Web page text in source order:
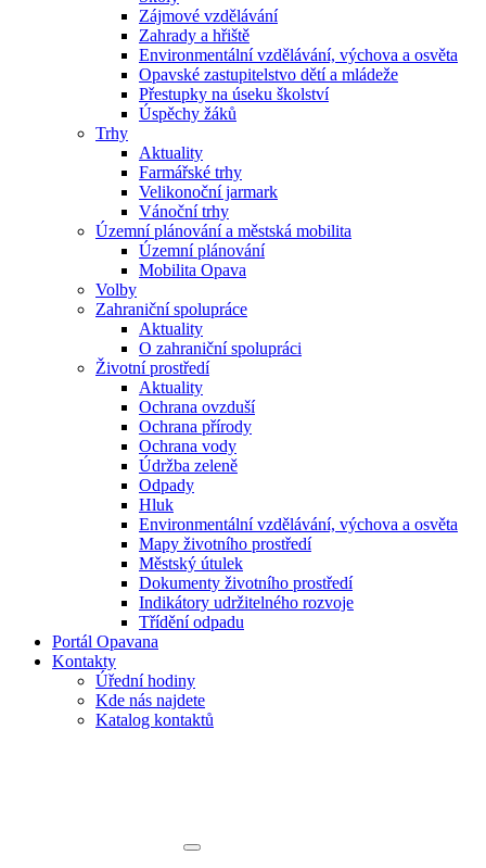
Zájmové vzdělávání
Zahrady a hřiště
Environmentální vzdělávání, výchova a osvěta
Opavské zastupitelstvo dětí a mládeže
Přestupky na úseku školství
Úspěchy žáků
Trhy
Aktuality
Farmářské trhy
Velikonoční jarmark
Vánoční trhy
Územní plánování a městská mobilita
Územní plánování
Mobilita Opava
Volby
Zahraniční spolupráce
Aktuality
O zahraniční spolupráci
Životní prostředí
Aktuality
Ochrana ovzduší
Ochrana přírody
Ochrana vody
Údržba zeleně
Odpady
Hluk
Environmentální vzdělávání, výchova a osvěta
Mapy životního prostředí
Městský útulek
Dokumenty životního prostředí
Indikátory udržitelného rozvoje
Třídění odpadu
Portál Opavana
Kontakty
Úřední hodiny
Kde nás najdete
Katalog kontaktů